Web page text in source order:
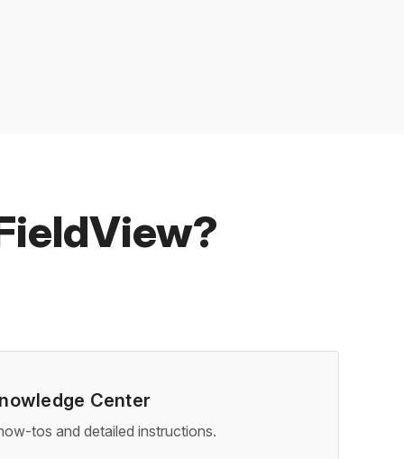
Center
tos and detailed instructions.